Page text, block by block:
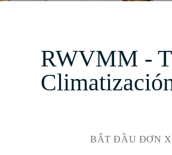
RWVMM -
BẮT ĐẦU ĐƠN